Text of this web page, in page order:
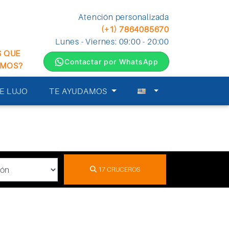
QUE
Atención personalizada
(+1) 7864085670
Lunes - Viernes: 09:00 - 20:00
Contactar por WhatsApp
LUJO TE AYUDAMOS
17CRUCEROS